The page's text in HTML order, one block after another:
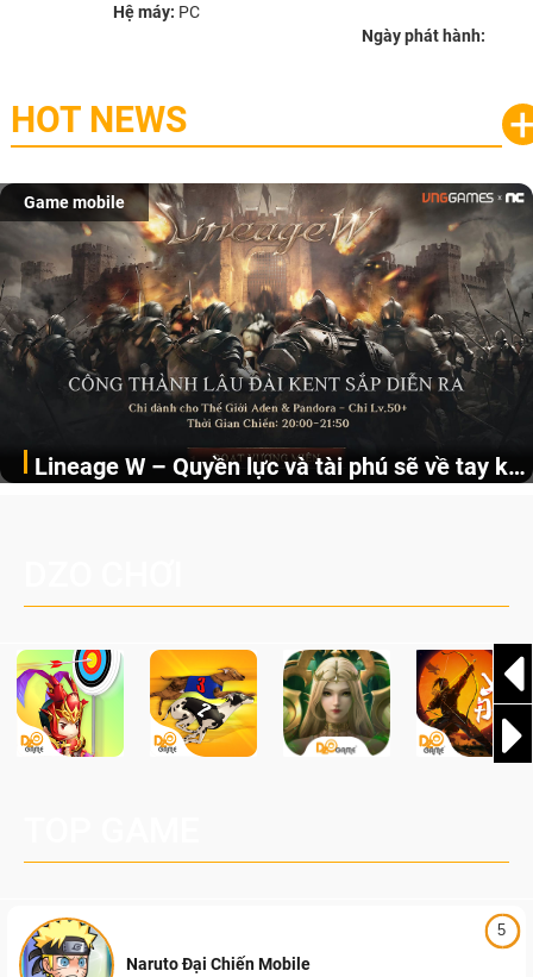
Hệ máy: PC
Ngày phát hành:
HOT NEWS
Game mobile
Lineage W – Quyền lực và tài phú sẽ về tay kẻ
5
Naruto Đại Chiến Mobile